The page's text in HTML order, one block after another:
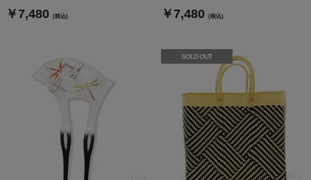
￥7,480 (税込) ￥7,480 (税込)
SOLD OUT